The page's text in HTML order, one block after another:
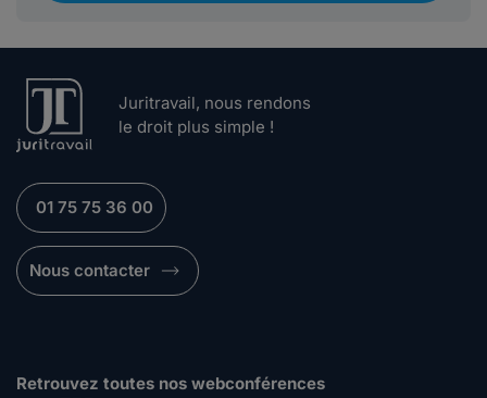
Juritravail, nous rendons
le droit plus simple !
01 75 75 36 00
Nous contacter
Retrouvez toutes nos webconférences